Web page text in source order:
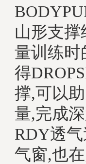
山形支
量训练时
得
撑,可以
量,完成
RDY透
气窗,也